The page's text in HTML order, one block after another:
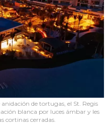
de tortugas, el St. Regis
blanca por luces ámbar y les
cortinas cerradas.